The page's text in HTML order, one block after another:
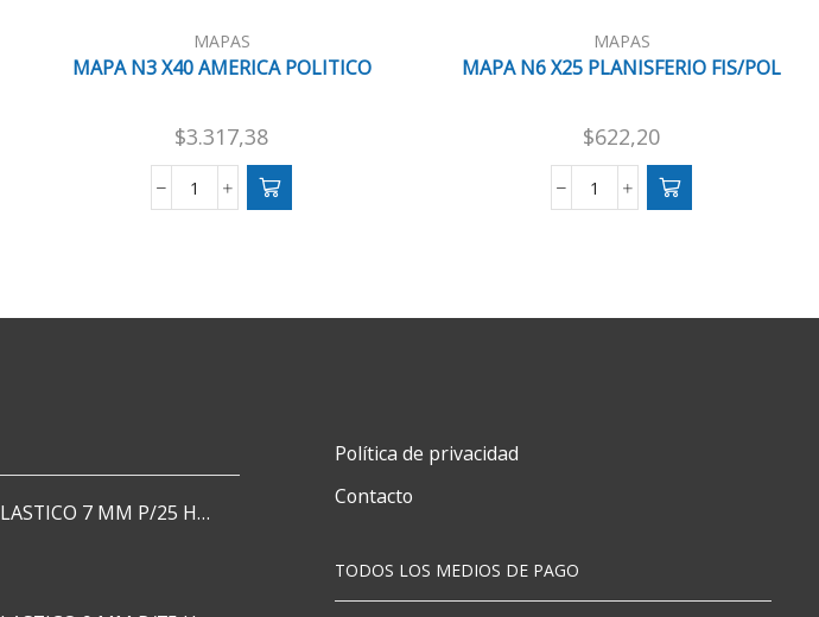
MAPAS
MAPA N3 X40 AMERICA POLITICO
$3.317,38
MAPA
cantidad
MAPAS
MAPA N6 X25 PLANISFERIO FIS/POL
$622,20
MAPA
cantidad
ESPIRAL PLASTICO 7 MM P/25 HJS X50x3000
Política de privacidad
Contacto
TODOS LOS MEDIOS DE PAGO